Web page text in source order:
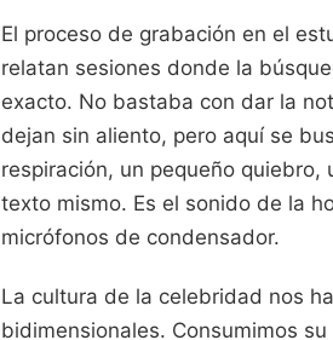
El proceso de grabación en el
relatan sesiones donde la
exacto. No bastaba con dar la
dejan sin aliento, pero aquí se
respiración, un pequeño
texto mismo. Es el sonido de la
micrófonos de condensador.
La cultura de la celebridad nos
bidimensionales. Consumimos